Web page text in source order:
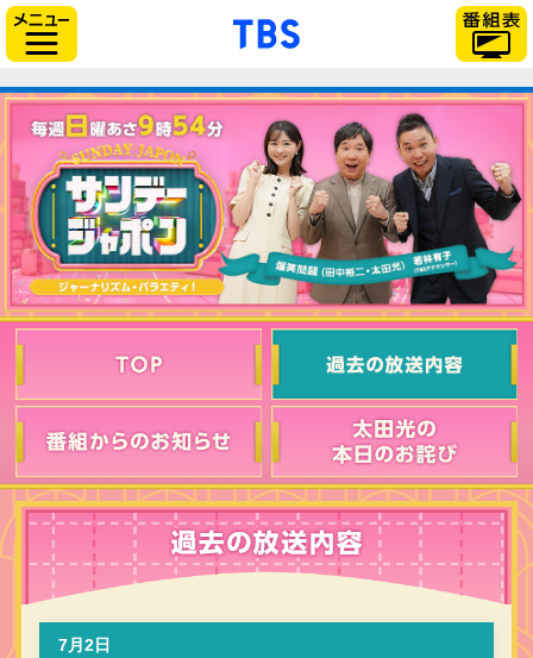
「TBSテレビ」トップ
7月2日